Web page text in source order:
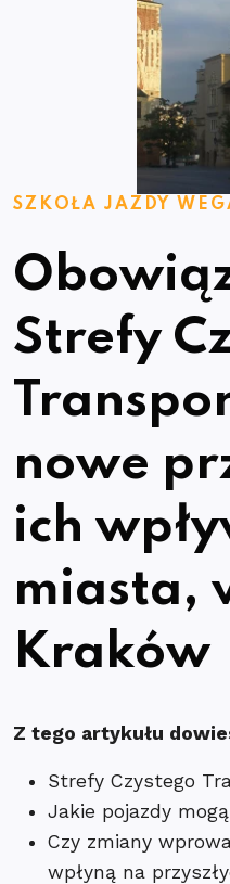
SZKOŁA JAZDY
Strefy
nowe
ich
miasta,
Kraków
Z tego artykułu
Strefy Czystego
Jakie pojazdy
Czy zmiany
wpłyną na